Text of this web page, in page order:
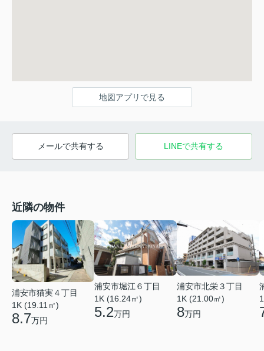
地図アプリで見る
メールで共有する LINEで共有する
近隣の物件
浦安市猫実４丁目
1K (19.11㎡)
8.7万円
浦安市堀江６丁目
1K (16.24㎡)
5.2万円
浦安市北栄３丁目
1K (21.00㎡)
8万円